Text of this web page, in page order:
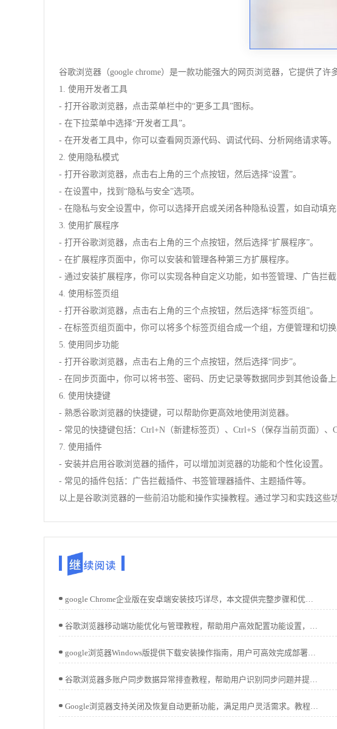
谷歌浏览器（google chrome）是一款功能强大的网页浏览器，它提供了
1. 使用开发者工具
- 打开谷歌浏览器，点击菜单栏中的“更多工具”图标。
- 在下拉菜单中选择“开发者工具”。
- 在开发者工具中，你可以查看网页源代码、调试代码、分析网络请求等。
2. 使用隐私模式
- 打开谷歌浏览器，点击右上角的三个点按钮，然后选择“设置”。
- 在设置中，找到“隐私与安全”选项。
- 在隐私与安全设置中，你可以选择开启或关闭各种隐私设置，如自动填充
3. 使用扩展程序
- 打开谷歌浏览器，点击右上角的三个点按钮，然后选择“扩展程序”。
- 在扩展程序页面中，你可以安装和管理各种第三方扩展程序。
- 通过安装扩展程序，你可以实现各种自定义功能，如书签管理、广告拦截
4. 使用标签页组
- 打开谷歌浏览器，点击右上角的三个点按钮，然后选择“标签页组”。
- 在标签页组页面中，你可以将多个标签页组合成一个组，方便管理和切换
5. 使用同步功能
- 打开谷歌浏览器，点击右上角的三个点按钮，然后选择“同步”。
- 在同步页面中，你可以将书签、密码、历史记录等数据同步到其他设备上
6. 使用快捷键
- 熟悉谷歌浏览器的快捷键，可以帮助你更高效地使用浏览器。
- 常见的快捷键包括：Ctrl+N（新建标签页）、Ctrl+S（保存当前页面）、
7. 使用插件
- 安装并启用谷歌浏览器的插件，可以增加浏览器的功能和个性化设置。
- 常见的插件包括：广告拦截插件、书签管理器插件、主题插件等。
以上是谷歌浏览器的一些前沿功能和操作实操教程。通过学习和实践这些
google Chrome企业版在安卓端安装技巧详尽，本文提供完整步骤和优化经验，帮助团队用户快速完成移动端安装并保证浏览器稳定性。
谷歌浏览器移动端功能优化与管理教程，帮助用户高效配置功能设置，提升移动端浏览性能和操作体验，实现流畅便捷的使用效果。
google浏览器Windows版提供下载安装操作指南，用户可高效完成部署，实现浏览器稳定运行和顺畅使用，提升整体操作效率。
谷歌浏览器多账户同步数据异常排查教程，帮助用户识别同步问题并提供优化解决方案，确保跨设备数据完整与高效同步。
Google浏览器支持关闭及恢复自动更新功能，满足用户灵活需求。教程详细介绍设置流程及注意事项。